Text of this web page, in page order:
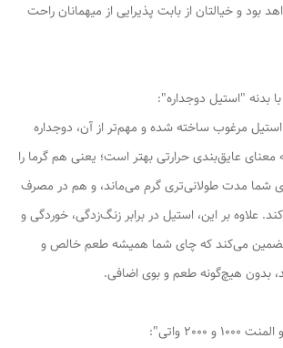
بود و خیالتان از بابت پذیرایی از میهمانان راحت
مرغوب ساخته شده و مهم‌تر از آن، دوجداره
عایق‌بندی حرارتی بهتر است؛ یعنی هم گرما را
شما مدت طولانی‌تری گرم می‌ماند، و هم در مصرف
علاوه بر این، استیل در برابر زنگ‌زدگی، خوردگی و
می‌کند که چای شما همیشه طعم خالص و
بدون هیچ‌گونه طعم و بوی اضافی.